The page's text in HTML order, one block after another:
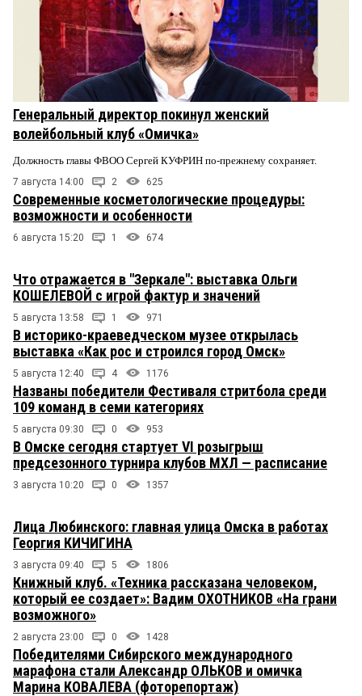
Генеральный директор покинул женский
волейбольный клуб «Омичка»
Должность главы ФВОО Сергей КУФРИН по-прежнему сохраняет.
7 августа 14:00 2 625
Современные косметологические процедуры:
возможности и особенности
6 августа 15:20 1 674
Что отражается в "Зеркале": выставка Ольги
КОШЕЛЕВОЙ с игрой фактур и значений
5 августа 13:58 1 971
В историко-краеведческом музее открылась
выставка «Как рос и строился город Омск»
5 августа 12:40 4 1176
Названы победители Фестиваля стритбола среди
109 команд в семи категориях
5 августа 09:30 0 953
В Омске сегодня стартует VI розыгрыш
предсезонного турнира клубов МХЛ — расписание
3 августа 10:20 0 1357
Лица Любинского: главная улица Омска в работах
Георгия КИЧИГИНА
3 августа 09:40 5 1806
Книжный клуб. «Техника рассказана человеком,
который ее создает»: Вадим ОХОТНИКОВ «На грани
возможного»
2 августа 23:00 0 1428
Победителями Сибирского международного
марафона стали Александр ОЛЬКОВ и омичка
Марина КОВАЛЕВА (фоторепортаж)